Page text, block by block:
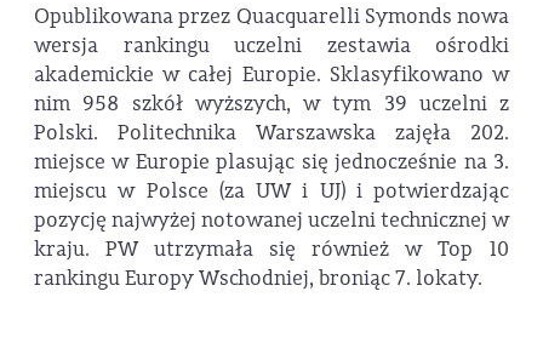
Opublikowana przez Quacquarelli Symonds nowa
wersja rankingu uczelni zestawia ośrodki
akademickie w całej Europie. Sklasyfikowano w
nim 958 szkół wyższych, w tym 39 uczelni z
Polski. Politechnika Warszawska zajęła 202.
miejsce w Europie plasując się jednocześnie na 3.
miejscu w Polsce (za UW i UJ) i potwierdzając
pozycję najwyżej notowanej uczelni technicznej w
kraju. PW utrzymała się również w Top 10
rankingu Europy Wschodniej, broniąc 7. lokaty.